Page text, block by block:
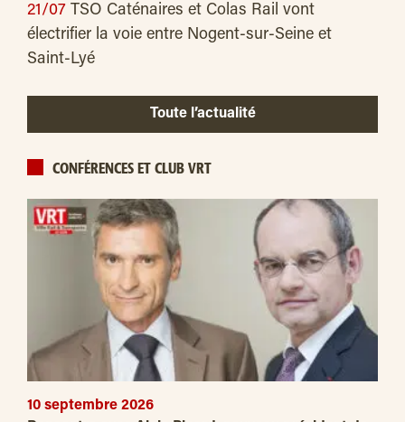
21/07 TSO Caténaires et Colas Rail vont
électrifier la voie entre Nogent-sur-Seine et
Saint-Lyé
Toute l’actualité
CONFÉRENCES ET CLUB VRT
10 septembre 2026